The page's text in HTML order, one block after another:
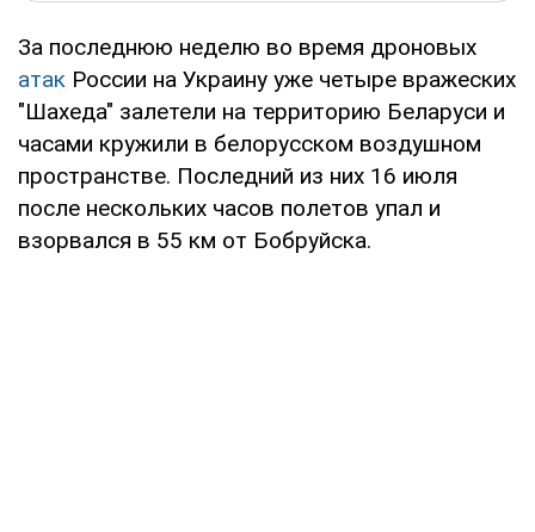
За последнюю неделю во время дроновых
атак России на Украину уже четыре вражеских
"Шахеда" залетели на территорию Беларуси и
часами кружили в белорусском воздушном
пространстве. Последний из них 16 июля
после нескольких часов полетов упал и
взорвался в 55 км от Бобруйска.